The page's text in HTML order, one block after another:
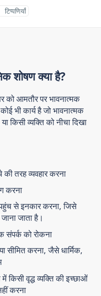
टिप्पणियाँ
शोषण क्या है?
को आमतौर पर भावनात्मक
भी कार्य है जो भावनात्मक
किसी व्यक्ति को नीचा दिखा
की तरह व्यवहार करना
करना
से इनकार करना, जिसे
जाता है।
संपर्क को रोकना
सीमित करना, जैसे धार्मिक,
किसी वृद्ध व्यक्ति की इच्छाओं
करना